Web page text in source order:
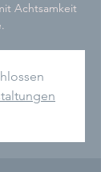
Achtsamkeit